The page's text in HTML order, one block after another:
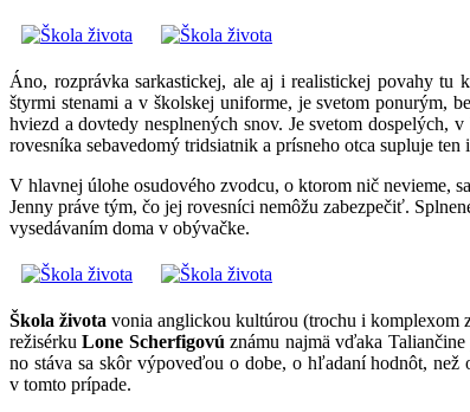
Áno, rozprávka sarkastickej, ale aj i realistickej povahy tu
štyrmi stenami a v školskej uniforme, je svetom ponurým,
hviezd a dovtedy nesplnených snov. Je svetom
rovesníka sebavedomý tridsiatnik a prísneho otca supluje ten
V hlavnej úlohe osudového zvodcu, o ktorom nič nevieme,
Jenny práve tým, čo jej rovesníci nemôžu zabezpečiť.
vysedávaním doma v obývačke.
Škola života vonia anglickou kultúrou (trochu i komplexom
režisérkuLone Scherfigovú známu najmä vďaka
no stáva sa skôr výpoveďou o dobe, o hľadaní hodnôt, než
v tomto prípade.